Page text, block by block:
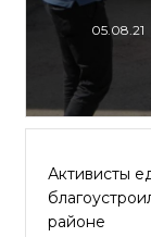
05.08.21
Активисты
районе